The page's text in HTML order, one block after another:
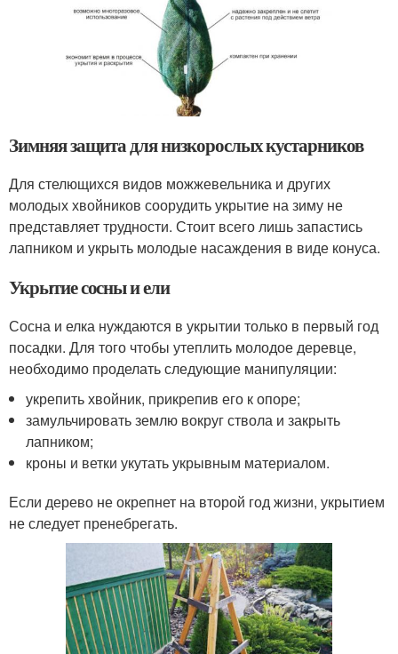
Зимняя защита для низкорослых кустарников
Для стелющихся видов можжевельника и других
молодых хвойников соорудить укрытие на зиму не
представляет трудности. Стоит всего лишь запастись
лапником и укрыть молодые насаждения в виде конуса.
Укрытие сосны и ели
Сосна и елка нуждаются в укрытии только в первый год
посадки. Для того чтобы утеплить молодое деревце,
необходимо проделать следующие манипуляции:
укрепить хвойник, прикрепив его к опоре;
замульчировать землю вокруг ствола и закрыть
лапником;
кроны и ветки укутать укрывным материалом.
Если дерево не окрепнет на второй год жизни, укрытием
не следует пренебрегать.